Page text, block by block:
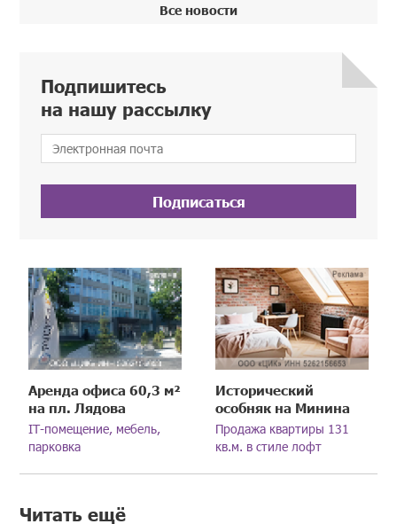
Все новости
Подпишитесь
на нашу рассылку
Подписаться
Аренда офиса 60,3 м²
на пл. Лядова
IT-помещение, мебель,
парковка
Исторический
особняк на Минина
Продажа квартиры 131
кв.м. в стиле лофт
Читать ещё